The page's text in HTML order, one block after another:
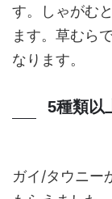
す。しゃがむ
ます。草むら
なります。
5種類以
ガイ/タウニー